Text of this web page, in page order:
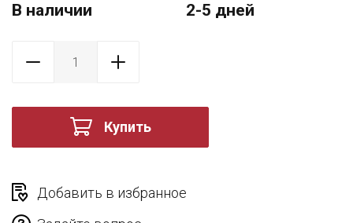
В наличии 2-5 дней
Купить
Добавить в избранное